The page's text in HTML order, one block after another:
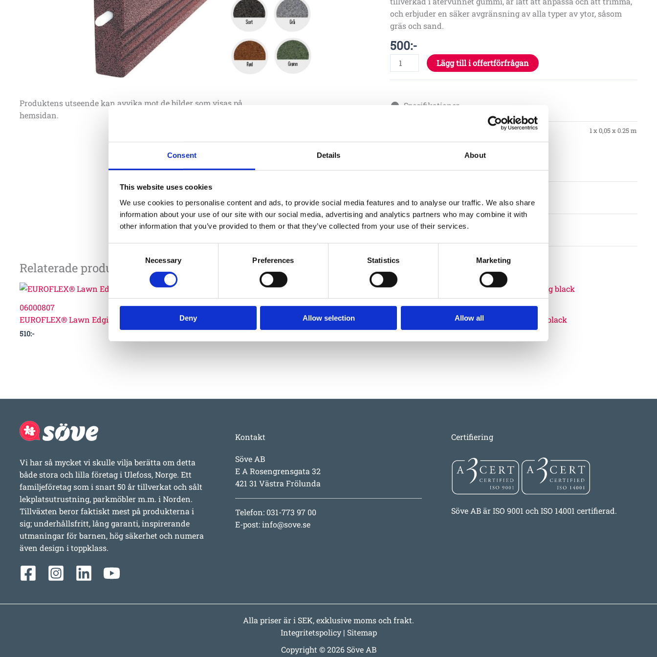
Consent Details About
This website uses cookies
We use cookies to personalise content and ads, to provide social media features and to analyse our traffic. We also share
information about your use of our site with our social media, advertising and analytics partners who may combine it with
other information that you’ve provided to them or that they’ve collected from your use of their services.
Necessary Preferences Statistics Marketing
Deny Allow selection Allow all
och erbjuder en säker avgränsning av alla typer av ytor, såsom
gräs och sand.
500:-
Lägg till i offertförfrågan
Specifikationer
1 x 0,05 x 0.25 m
Skötsel
Garantivillkor
Produktens utseende kan avvika mot de bilder som visas på
hemsidan.
Relaterade produkter
06000807
EUROFLEX® Lawn Edging green
510:-
06000818
EUROFLEX® Lawn Edging grey
06000819
EUROFLEX® Lawn Edging black
Vi har så mycket vi skulle vilja berätta om detta
både stora och lilla företag i Ulefoss, Norge. Ett
familjeföretag som i snart 50 år tillverkat och sålt
lekplatsutrustning, parkmöbler m.m. i Norden.
Tillväxten beror faktiskt mest på produkterna i
sig; underhållsfritt, lång garanti, inspirerande
utmaningar för barnen, hög säkerhet och numera
även design i toppklass.
Kontakt
Söve AB
E A Rosengrensgata 32
421 31 Västra Frölunda
Telefon: 031-773 97 00
E-post:info@sove.se
Certifiering
Söve AB är ISO 9001 och ISO 14001 certifierad.
Alla priser är i SEK, exklusive moms och frakt.
Integritetspolicy| Sitemap
Copyright © 2026 Söve AB